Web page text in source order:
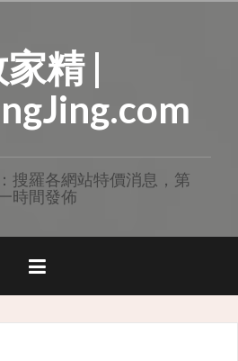
家精 |
搜羅各網站特價消息，第
時間發佈